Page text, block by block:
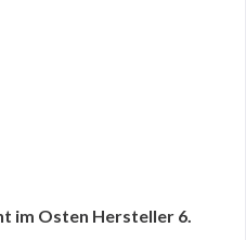
im Osten Hersteller 6.